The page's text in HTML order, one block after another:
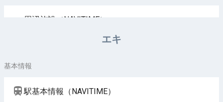
周辺施設（NAVITIME）
エキ
基本情報
駅基本情報（NAVITIME）